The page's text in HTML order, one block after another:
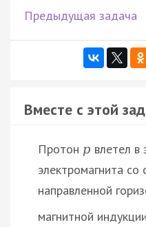
Предыдущая задача
Вместе с этой
Протон p влетел
электромагнита со
направленной
магнитной индукции